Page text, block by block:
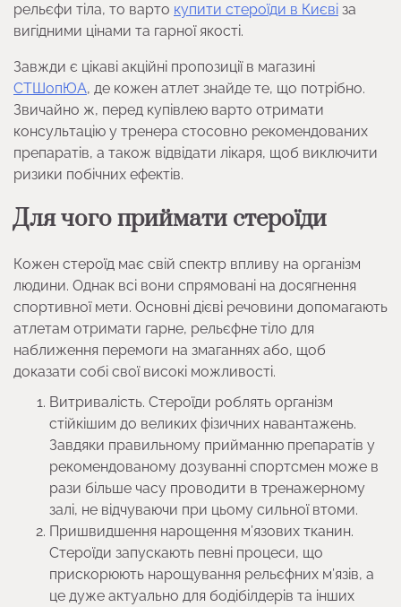
рельєфи тіла, то варто купити стероїди в Києві за
вигідними цінами та гарної якості.
Завжди є цікаві акційні пропозиції в магазині
СТШопЮА, де кожен атлет знайде те, що потрібно.
Звичайно ж, перед купівлею варто отримати
консультацію у тренера стосовно рекомендованих
препаратів, а також відвідати лікаря, щоб виключити
ризики побічних ефектів.
Для чого приймати стероїди
Кожен стероїд має свій спектр впливу на організм
людини. Однак всі вони спрямовані на досягнення
спортивної мети. Основні дієві речовини допомагають
атлетам отримати гарне, рельєфне тіло для
наближення перемоги на змаганнях або, щоб
доказати собі свої високі можливості.
Витривалість. Стероїди роблять організм
стійкішим до великих фізичних навантажень.
Завдяки правильному прийманню препаратів у
рекомендованому дозуванні спортсмен може в
рази більше часу проводити в тренажерному
залі, не відчуваючи при цьому сильної втоми.
Пришвидшення нарощення м’язових тканин.
Стероїди запускають певні процеси, що
прискорюють нарощування рельєфних м’язів, а
це дуже актуально для бодібілдерів та інших